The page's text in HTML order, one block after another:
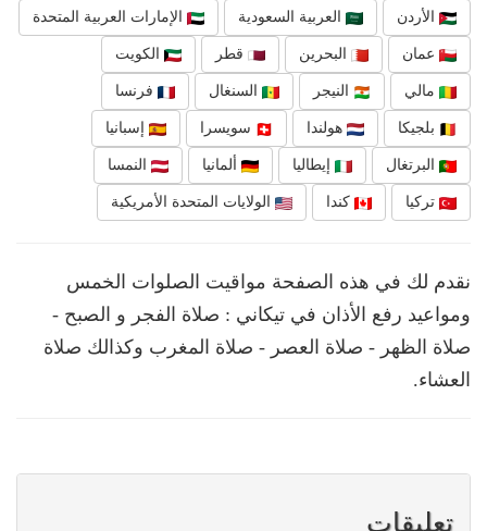
الأردن العربية السعودية الإمارات العربية المتحدة
عمان البحرين قطر الكويت
مالي النيجر السنغال فرنسا
بلجيكا هولندا سويسرا إسبانيا
البرتغال إيطاليا ألمانيا النمسا
تركيا كندا الولايات المتحدة الأمريكية
نقدم لك في هذه الصفحة مواقيت الصلوات الخمس
ومواعيد رفع الأذان في تيكاني : صلاة الفجر و الصبح -
صلاة الظهر - صلاة العصر - صلاة المغرب وكذالك صلاة
العشاء.
تعليقات